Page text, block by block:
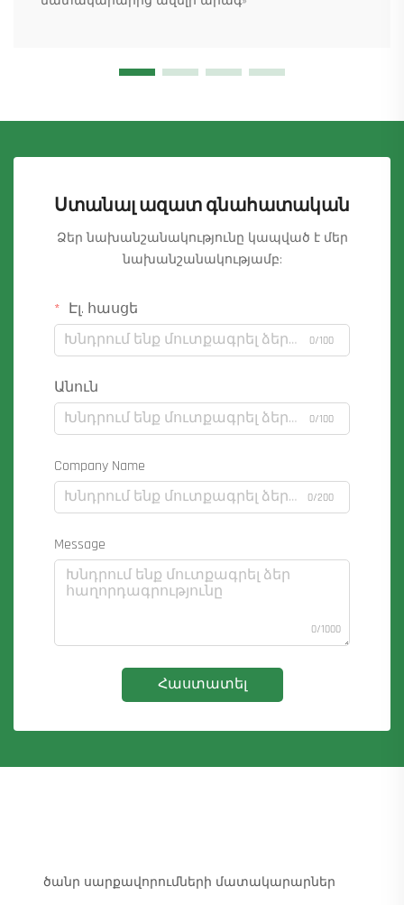
Ստանալ ազատ գնահատական
Ձեր նախանշանակությունը կապված է մեր
նախանշանակությամբ:
Էլ. հասցե
0/100
Անուն
0/100
Company Name
0/200
Message
0/1000
Հաստատել
ծանր սարքավորումների մատակարարներ